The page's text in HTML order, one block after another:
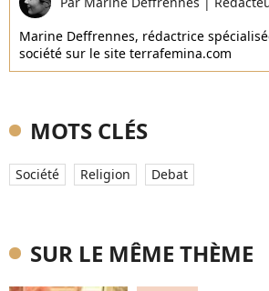
Marine Deffrennes, rédactrice
société sur le site terrafemina.com
MOTS CLÉS
Société Religion Debat
SUR LE MÊME THÈME